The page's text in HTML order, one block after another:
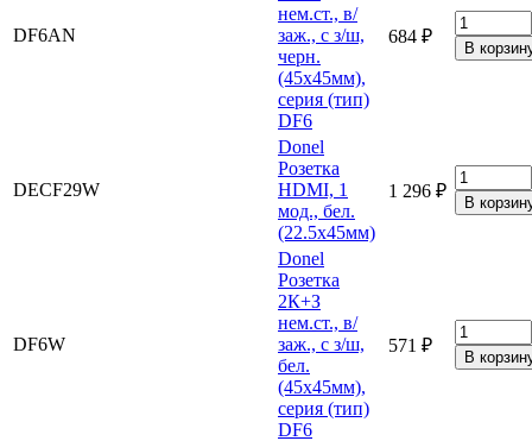
DF6AN
нем.ст., в/
заж., с з/ш,
черн.
(45х45мм),
серия (тип)
DF6
684 ₽
DECF29W
Donel
Розетка
HDMI, 1
мод., бел.
(22.5х45мм)
1 296 ₽
DF6W
Donel
Розетка
2К+З
нем.ст., в/
заж., с з/ш,
бел.
(45х45мм),
серия (тип)
DF6
571 ₽